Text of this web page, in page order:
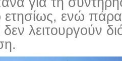
ενώ πάρα
λειτουργούν